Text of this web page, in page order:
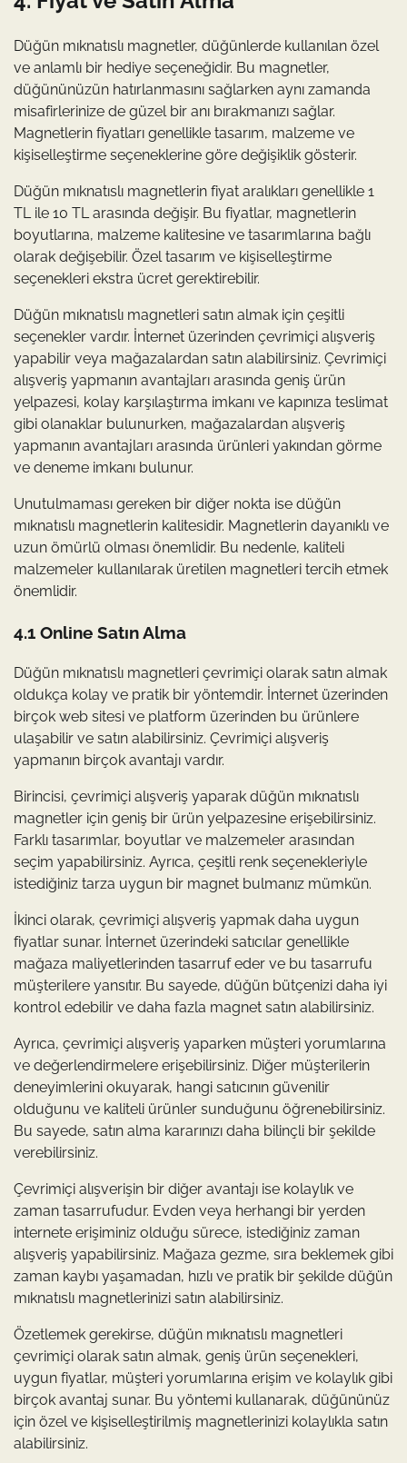
Düğün mıknatıslı magnetler, düğünlerde kullanılan özel
ve anlamlı bir hediye seçeneğidir. Bu magnetler,
düğününüzün hatırlanmasını sağlarken aynı zamanda
misafirlerinize de güzel bir anı bırakmanızı sağlar.
Magnetlerin fiyatları genellikle tasarım, malzeme ve
kişiselleştirme seçeneklerine göre değişiklik gösterir.
Düğün mıknatıslı magnetlerin fiyat aralıkları genellikle 1
TL ile 10 TL arasında değişir. Bu fiyatlar, magnetlerin
boyutlarına, malzeme kalitesine ve tasarımlarına bağlı
olarak değişebilir. Özel tasarım ve kişiselleştirme
seçenekleri ekstra ücret gerektirebilir.
Düğün mıknatıslı magnetleri satın almak için çeşitli
seçenekler vardır. İnternet üzerinden çevrimiçi alışveriş
yapabilir veya mağazalardan satın alabilirsiniz. Çevrimiçi
alışveriş yapmanın avantajları arasında geniş ürün
yelpazesi, kolay karşılaştırma imkanı ve kapınıza teslimat
gibi olanaklar bulunurken, mağazalardan alışveriş
yapmanın avantajları arasında ürünleri yakından görme
ve deneme imkanı bulunur.
Unutulmaması gereken bir diğer nokta ise düğün
mıknatıslı magnetlerin kalitesidir. Magnetlerin dayanıklı ve
uzun ömürlü olması önemlidir. Bu nedenle, kaliteli
malzemeler kullanılarak üretilen magnetleri tercih etmek
önemlidir.
4.1 Online Satın Alma
Düğün mıknatıslı magnetleri çevrimiçi olarak satın almak
oldukça kolay ve pratik bir yöntemdir. İnternet üzerinden
birçok web sitesi ve platform üzerinden bu ürünlere
ulaşabilir ve satın alabilirsiniz. Çevrimiçi alışveriş
yapmanın birçok avantajı vardır.
Birincisi, çevrimiçi alışveriş yaparak düğün mıknatıslı
magnetler için geniş bir ürün yelpazesine erişebilirsiniz.
Farklı tasarımlar, boyutlar ve malzemeler arasından
seçim yapabilirsiniz. Ayrıca, çeşitli renk seçenekleriyle
istediğiniz tarza uygun bir magnet bulmanız mümkün.
İkinci olarak, çevrimiçi alışveriş yapmak daha uygun
fiyatlar sunar. İnternet üzerindeki satıcılar genellikle
mağaza maliyetlerinden tasarruf eder ve bu tasarrufu
müşterilere yansıtır. Bu sayede, düğün bütçenizi daha iyi
kontrol edebilir ve daha fazla magnet satın alabilirsiniz.
Ayrıca, çevrimiçi alışveriş yaparken müşteri yorumlarına
ve değerlendirmelere erişebilirsiniz. Diğer müşterilerin
deneyimlerini okuyarak, hangi satıcının güvenilir
olduğunu ve kaliteli ürünler sunduğunu öğrenebilirsiniz.
Bu sayede, satın alma kararınızı daha bilinçli bir şekilde
verebilirsiniz.
Çevrimiçi alışverişin bir diğer avantajı ise kolaylık ve
zaman tasarrufudur. Evden veya herhangi bir yerden
internete erişiminiz olduğu sürece, istediğiniz zaman
alışveriş yapabilirsiniz. Mağaza gezme, sıra beklemek gibi
zaman kaybı yaşamadan, hızlı ve pratik bir şekilde düğün
mıknatıslı magnetlerinizi satın alabilirsiniz.
Özetlemek gerekirse, düğün mıknatıslı magnetleri
çevrimiçi olarak satın almak, geniş ürün seçenekleri,
uygun fiyatlar, müşteri yorumlarına erişim ve kolaylık gibi
birçok avantaj sunar. Bu yöntemi kullanarak, düğününüz
için özel ve kişiselleştirilmiş magnetlerinizi kolaylıkla satın
alabilirsiniz.